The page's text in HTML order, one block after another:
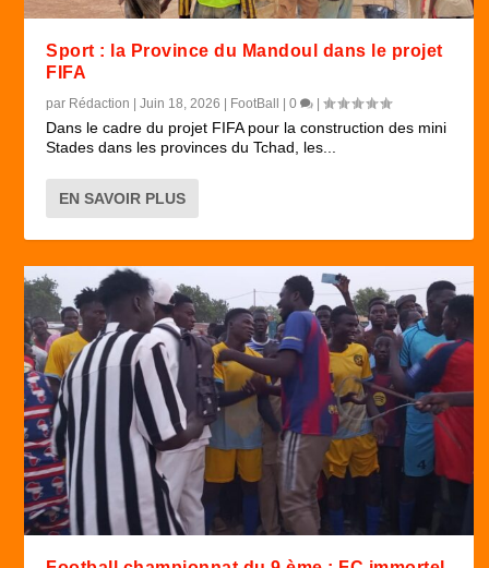
Sport : la Province du Mandoul dans le projet
FIFA
par Rédaction |Juin 18, 2026 FootBall |0 |
Dans le cadre du projet FIFA pour la construction des mini
Stades dans les provinces du Tchad, les...
EN SAVOIR PLUS